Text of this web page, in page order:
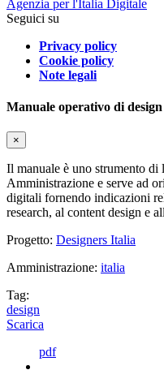
Agenzia per l'Italia Digitale
Seguici su
Privacy policy
Cookie policy
Note legali
Manuale operativo di design
×
Il manuale è uno strumento di
Amministrazione e serve ad
digitali fornendo indicazioni
research, al content design e
Progetto: Designers Italia
Amministrazione: italia
Tag:
design
Scarica
pdf